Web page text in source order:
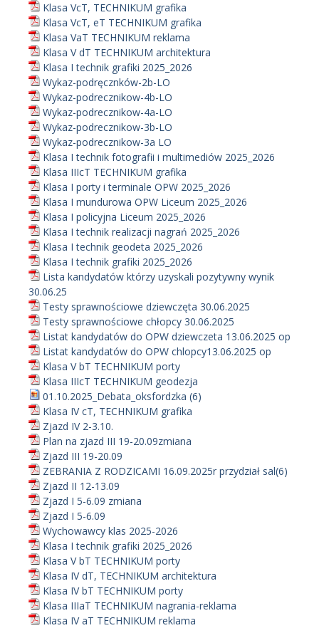
Klasa VcT, TECHNIKUM grafika
Klasa VcT, eT TECHNIKUM grafika
Klasa VaT TECHNIKUM reklama
Klasa V dT TECHNIKUM architektura
Klasa I technik grafiki 2025_2026
Wykaz-podręcznków-2b-LO
Wykaz-podrecznikow-4b-LO
Wykaz-podrecznikow-4a-LO
Wykaz-podrecznikow-3b-LO
Wykaz-podrecznikow-3a LO
Klasa I technik fotografii i multimediów 2025_2026
Klasa IIIcT TECHNIKUM grafika
Klasa I porty i terminale OPW 2025_2026
Klasa I mundurowa OPW Liceum 2025_2026
Klasa I policyjna Liceum 2025_2026
Klasa I technik realizacji nagrań 2025_2026
Klasa I technik geodeta 2025_2026
Klasa I technik grafiki 2025_2026
Lista kandydatów którzy uzyskali pozytywny wynik
30.06.25
Testy sprawnościowe dziewczęta 30.06.2025
Testy sprawnościowe chłopcy 30.06.2025
Listat kandydatów do OPW dziewczeta 13.06.2025 op
Listat kandydatów do OPW chlopcy13.06.2025 op
Klasa V bT TECHNIKUM porty
Klasa IIIcT TECHNIKUM geodezja
01.10.2025_Debata_oksfordzka (6)
Klasa IV cT, TECHNIKUM grafika
Zjazd IV 2-3.10.
Plan na zjazd III 19-20.09zmiana
Zjazd III 19-20.09
ZEBRANIA Z RODZICAMI 16.09.2025r przydział sal(6)
Zjazd II 12-13.09
Zjazd I 5-6.09 zmiana
Zjazd I 5-6.09
Wychowawcy klas 2025-2026
Klasa I technik grafiki 2025_2026
Klasa V bT TECHNIKUM porty
Klasa IV dT, TECHNIKUM architektura
Klasa IV bT TECHNIKUM porty
Klasa IIIaT TECHNIKUM nagrania-reklama
Klasa IV aT TECHNIKUM reklama